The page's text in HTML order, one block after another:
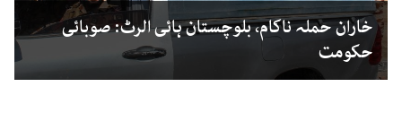
خاران حملہ ناکام، بلوچستان ہائی الرٹ: صوبائی
حکومت